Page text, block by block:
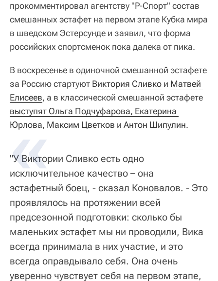
прокомментировал агентству "Р-Спорт" состав
смешанных эстафет на первом этапе Кубка мира
в шведском Эстерсунде и заявил, что форма
российских спортсменок пока далека от пика.
В воскресенье в одиночной смешанной эстафете
за Россию стартуют Виктория Сливко и Матвей
Елисеев, а в классической смешанной эстафете
выступят Ольга Подчуфарова, Екатерина
Юрлова, Максим Цветков и Антон Шипулин.
"У Виктории Сливко есть одно
исключительное качество – она
эстафетный боец, - сказал Коновалов. - Это
проявлялось на протяжении всей
предсезонной подготовки: сколько бы
маленьких эстафет мы ни проводили, Вика
всегда принимала в них участие, и это
всегда оправдывало себя. Она очень
уверенно чувствует себя на первом этапе,